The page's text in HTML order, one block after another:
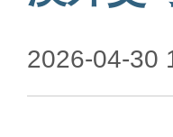
2026-04-30